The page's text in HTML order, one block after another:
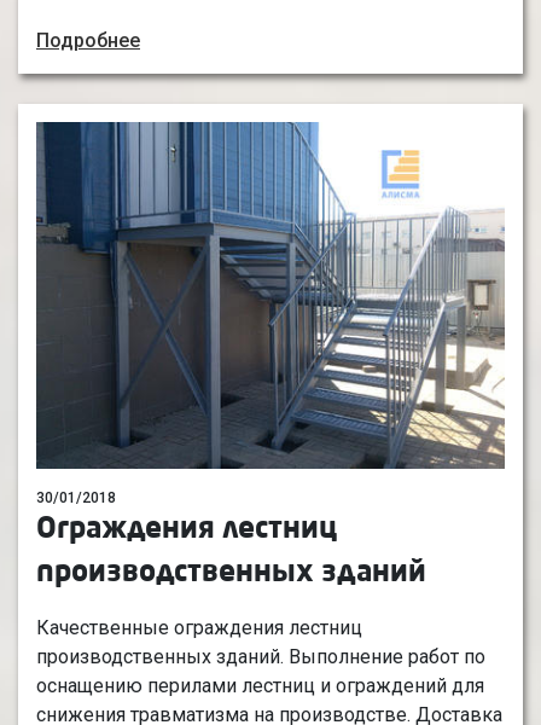
Подробнее
30/01/2018
Ограждения лестниц
производственных зданий
Качественные ограждения лестниц
производственных зданий. Выполнение работ по
оснащению перилами лестниц и ограждений для
снижения травматизма на производстве. Доставка